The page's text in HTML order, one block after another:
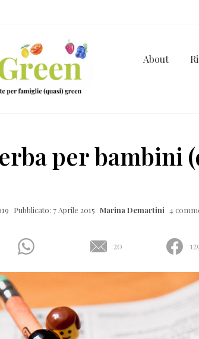
About
per bambini
Pubblicato: 7 Aprile 2015 Marina Demartini 4
20